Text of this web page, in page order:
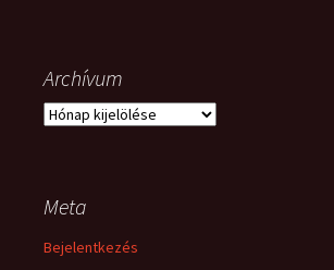
Archívum
Archívum
Meta
Bejelentkezés